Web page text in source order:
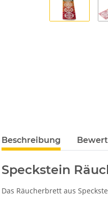
Beschreibung
Speckstein
Das Räucherbrett aus